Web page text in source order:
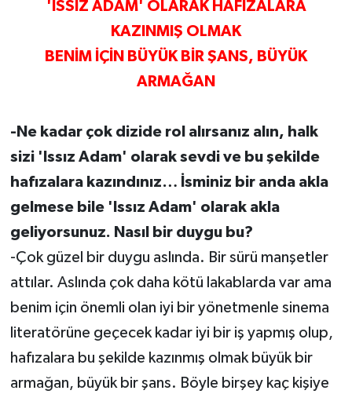
'ISSIZ ADAM' OLARAK HAFIZALARA
KAZINMIŞ OLMAK
BENİM İÇİN BÜYÜK BİR ŞANS, BÜYÜK
ARMAĞAN
-Ne kadar çok dizide rol alırsanız alın, halk
sizi 'Issız Adam' olarak sevdi ve bu şekilde
hafızalara kazındınız… İsminiz bir anda akla
gelmese bile 'Issız Adam' olarak akla
geliyorsunuz. Nasıl bir duygu bu?
-Çok güzel bir duygu aslında. Bir sürü manşetler
attılar. Aslında çok daha kötü lakablarda var ama
benim için önemli olan iyi bir yönetmenle sinema
literatörüne geçecek kadar iyi bir iş yapmış olup,
hafızalara bu şekilde kazınmış olmak büyük bir
armağan, büyük bir şans. Böyle birşey kaç kişiye